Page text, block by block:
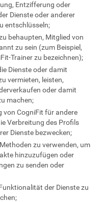
Entzifferung oder
Dienste oder anderer
entschlüsseln;
behaupten, Mitglied von
zu sein (zum Beispiel,
Trainer zu bezeichnen);
Dienste oder damit
vermieten, leisten,
oder damit
machen;
von CogniFit für andere
Verbreitung des Profils
Dienste bezwecken;
zu verwenden, um
hinzuzufügen oder
zu senden oder
der Dienste zu